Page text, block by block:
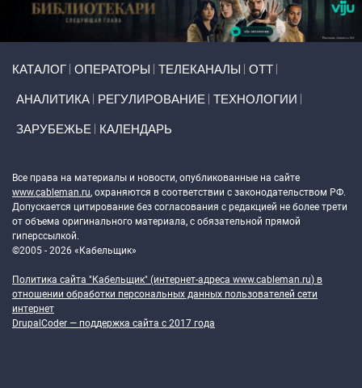
КАТАЛОГ ОПЕРАТОРЫ ТЕЛЕКАНАЛЫ ОТТ
АНАЛИТИКА РЕГУЛИРОВАНИЕ ТЕХНОЛОГИИ
ЗАРУБЕЖЬЕ КАЛЕНДАРЬ
Все права на материалы и новости, опубликованные на сайте
www.cableman.ru, охраняются в соответствии с законодательством РФ.
Допускается цитирование без согласования с редакцией не более трети
от объема оригинального материала, с обязательной прямой
гиперссылкой.
©2005 - 2026 «Кабельщик»
Политика сайта "Кабельщик" (интернет-адреса www.cableman.ru) в
отношении обработки персональных данных пользователей сети
интернет
DrupalCoder — поддержка сайта c 2017 года